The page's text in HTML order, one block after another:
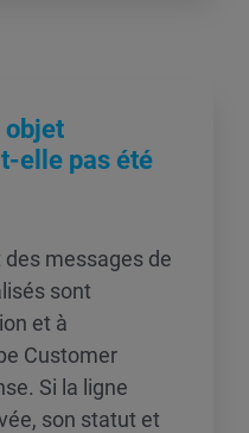
objet
elle pas été
messages de
sont
et à
Customer
Si la ligne
son statut et